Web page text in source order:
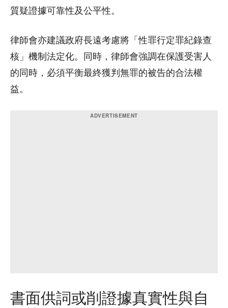
質疑證據可靠性及公平性。
律師會亦建議政府長遠考慮將「性罪行定罪紀錄查
核」機制法定化。同時，律師會強調在保護受害人
的同時，必須平衡最終獲判無罪的被告的合法權
益。
書面供詞或削證據真實性與自